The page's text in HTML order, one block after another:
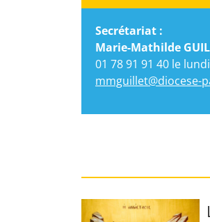
Secrétariat :
Marie-Mathilde
01 78 91 91 40 le
mmguillet@diocese-